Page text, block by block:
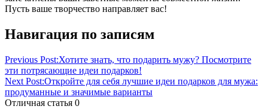
Пусть ваше творчество направляет вас!
Навигация по записям
Previous Post:Хотите знать, что подарить мужу? Посмотрите
эти потрясающие идеи подарков!
Next Post:Откройте для себя лучшие идеи подарков для мужа:
продуманные и значимые варианты
Отличная статья 0